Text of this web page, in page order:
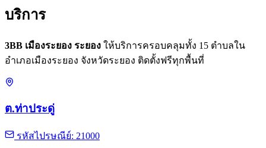
บริการ
3BB เมืองระยอง ระยอง ให้บริการครอบคลุมทั้ง 15 ตำบลใน
อำเภอเมืองระยอง จังหวัดระยอง ติดตั้งฟรีทุกพื้นที่
ต.ท่าประดู่
รหัสไปรษณีย์: 21000